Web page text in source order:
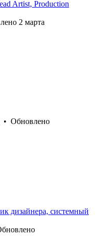
Artist, Production
2 марта
• Обновлено
дизайнера, системный